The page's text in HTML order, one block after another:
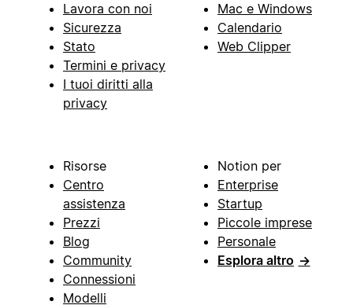
Lavora con noi
Sicurezza
Stato
Termini e privacy
I tuoi diritti alla
privacy
Mac e Windows
Calendario
Web Clipper
Risorse
Centro
assistenza
Prezzi
Blog
Community
Connessioni
Modelli
Notion per
Enterprise
Startup
Piccole imprese
Personale
Esplora altro →